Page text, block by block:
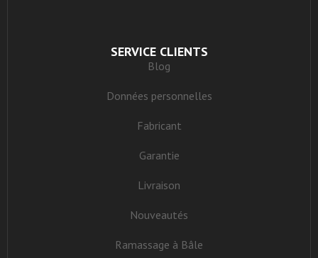
SERVICE CLIENTS
Blog
Données personnelles
Fabricant
Garantie
Livraison
Nouveautés
Ramassage à Bâle